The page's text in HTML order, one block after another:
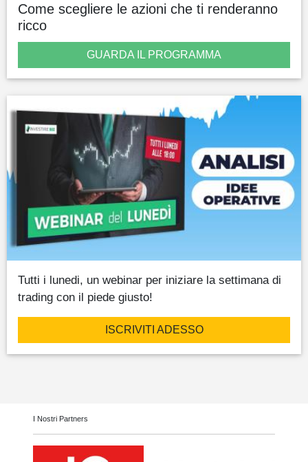
Come scegliere le azioni che ti renderanno
ricco
GUARDA IL PROGRAMMA
Tutti i lunedi, un webinar per iniziare la settimana di
trading con il piede giusto!
ISCRIVITI ADESSO
I Nostri Partners